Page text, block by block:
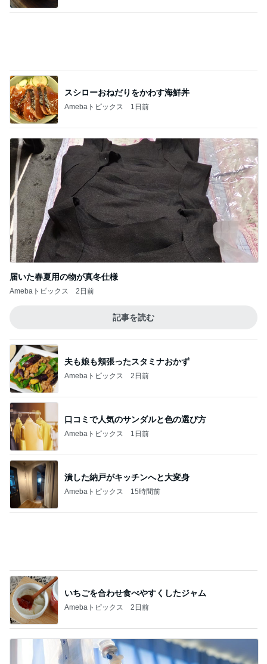
スシローおねだりをかわす海鮮丼
Amebaトピックス 1日前
届いた春夏用の物が真冬仕様
Amebaトピックス 2日前
記事を読む
夫も娘も頬張ったスタミナおかず
Amebaトピックス 2日前
口コミで人気のサンダルと色の選び方
Amebaトピックス 1日前
潰した納戸がキッチンへと大変身
Amebaトピックス 15時間前
いちごを合わせ食べやすくしたジャム
Amebaトピックス 2日前